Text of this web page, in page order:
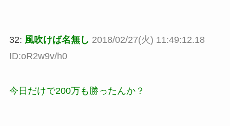
32: 風吹けば名無し 2018/02/27(火) 11:49:12.18
ID:oR2w9v/h0
今日だけで200万も勝ったんか？